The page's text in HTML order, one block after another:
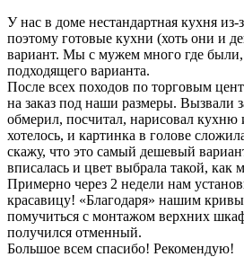
У нас в доме нестандартная кухня из-
поэтому готовые кухни (хоть они и
вариант. Мы с мужем много где
подходящего варианта.
После всех походов по торговым
на заказ под наши размеры. Вызвали
обмерил, посчитал, нарисовал кухню
хотелось, и картинка в голове
скажу, что это самый дешевый
вписалась и цвет выбрала такой, как
Примерно через 2 недели нам
красавицу! «Благодаря» нашим
помучиться с монтажом верхних
получился отменный.
Большое всем спасибо! Рекомендую!